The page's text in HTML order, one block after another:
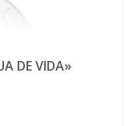
DE VIDA»